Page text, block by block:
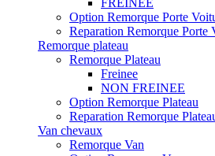
FREINEE
Option Remorque Porte
Reparation Remorque Porte
Remorque plateau
Remorque Plateau
Freinee
NON FREINEE
Option Remorque Plateau
Reparation Remorque
Van chevaux
Remorque Van